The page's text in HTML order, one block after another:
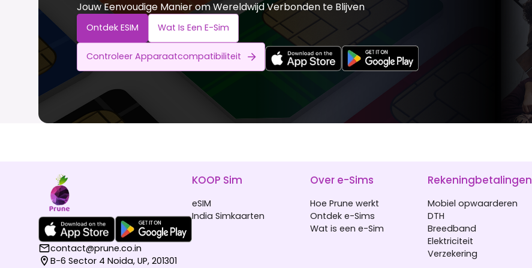
Jouw Eenvoudige Manier om Wereldwijd Verbonden te Blijven
Ontdek ESIM Wat Is Een E-Sim
Controleer Apparaatcompatibiliteit
contact@prune.co.in
B-6 Sector 4 Noida, UP, 201301
KOOP Sim
eSIM
India Simkaarten
Over e-Sims
Hoe Prune werkt
Ontdek e-Sims
Wat is een e-Sim
Rekeningbetalingen
Mobiel opwaarderen
DTH
Breedband
Elektriciteit
Verzekering